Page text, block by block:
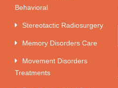
Behavioral
Stereotactic Radiosurgery
Memory Disorders Care
Movement Disorders
Treatments